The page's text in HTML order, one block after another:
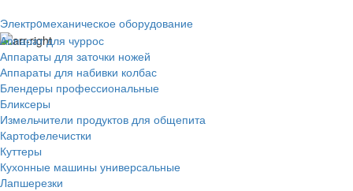
Электрoмеханическое оборудование
Аппарат для чуррос
Аппараты для заточки ножей
Аппараты для набивки колбас
Блендеры профессиональные
Бликсеры
Измельчители продуктов для общепита
Картофелечистки
Куттеры
Кухонные машины универсальные
Лапшерезки